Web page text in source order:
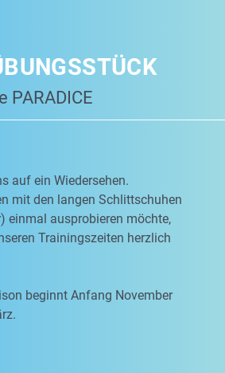
PARADICE
auf ein Wiedersehen.
mit den langen Schlittschuhen
einmal ausprobieren möchte,
Trainingszeiten herzlich
beginnt Anfang November